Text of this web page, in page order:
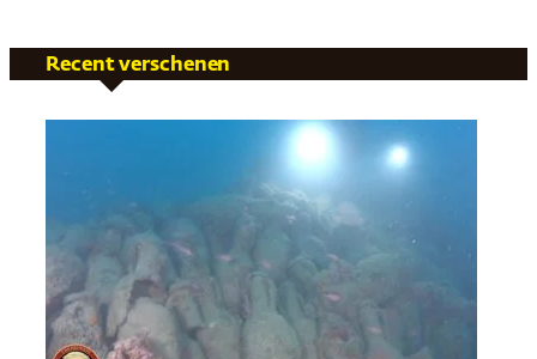
Recent verschenen